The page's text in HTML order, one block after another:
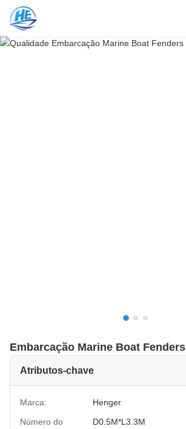
Embarcação Marine Boat Fenders
Atributos-chave
Marca:
Henger
Número do
D0.5M*L3.3M